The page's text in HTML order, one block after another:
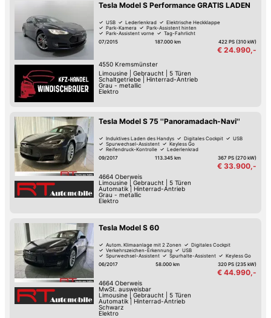
Tesla Model S Performance GRATIS LADEN
USB Lederlenkrad
Elektrische Heckklappe
Park-Kamera
Park-Assistent hinten
Park-Assistent vorne
Tag-Fahrlicht
Multifunktions-Lenkrad
07/2015 187.000 km 422 PS (310 kW)
€ 24.990,-
4550 Kremsmünster
Limousine| Gebraucht
5 Türen
Schaltgetriebe| Hinterrad-Antrieb
Grau - metallic
Elektro
Tesla Model S 75 ''Panoramadach-Navi''
Induktives Laden des Handys Digitales Cockpit
USB
Spurwechsel-Assistent
Keyless Go
Reifendruck-Kontrolle
Lederlenkrad
Elektrische Heckklappe
09/2017 113.345 km 367 PS (270 kW)
€ 33.900,-
4664 Oberweis
Limousine| Gebraucht|
5 Türen
Automatik| Hinterrad-Antrieb
Grau - metallic
Elektro
Tesla Model S 60
Autom. Klimaanlage mit 2 Zonen
Digitales Cockpit
Verkehrszeichen-Erkennung
USB
Spurwechsel-Assistent
Spurhalte-Assistent
Keyless Go
Reifendruck-Kontrolle
06/2017 58.000 km 320 PS (235 kW)
€ 44.990,-
4664 Oberweis
MwSt. ausweisbar
Limousine| Gebraucht|
5 Türen
Automatik| Hinterrad-Antrieb
Schwarz
Elektro